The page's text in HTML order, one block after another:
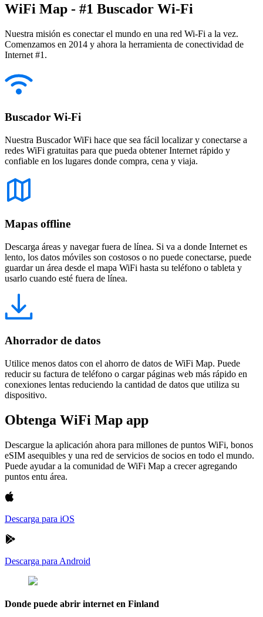
WiFi Map - #1 Buscador Wi-Fi
Nuestra misión es conectar el mundo en una red Wi-Fi a la vez.
Comenzamos en 2014 y ahora la herramienta de conectividad de
Internet #1.
Buscador Wi-Fi
Nuestra Buscador WiFi hace que sea fácil localizar y conectarse a
redes WiFi gratuitas para que pueda obtener Internet rápido y
confiable en los lugares donde compra, cena y viaja.
Mapas offline
Descarga áreas y navegar fuera de línea. Si va a donde Internet es
lento, los datos móviles son costosos o no puede conectarse, puede
guardar un área desde el mapa WiFi hasta su teléfono o tableta y
usarlo cuando esté fuera de línea.
Ahorrador de datos
Utilice menos datos con el ahorro de datos de WiFi Map. Puede
reducir su factura de teléfono o cargar páginas web más rápido en
conexiones lentas reduciendo la cantidad de datos que utiliza su
dispositivo.
Obtenga WiFi Map app
Descargue la aplicación ahora para millones de puntos WiFi, bonos
eSIM asequibles y una red de servicios de socios en todo el mundo.
Puede ayudar a la comunidad de WiFi Map a crecer agregando
puntos entu área.
Descarga para iOS
Descarga para Android
Donde puede abrir internet en Finland